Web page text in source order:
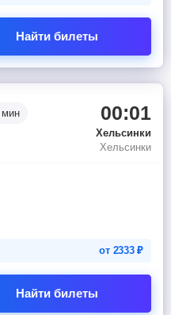
Найти билеты
мин 00:01
Хельсинки
Хельсинки
от 2333₽
Найти билеты